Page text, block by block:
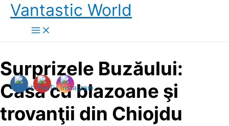
Skip
content
Vantastic World
Surprizele Buzăului:
Casa cu blazoane şi
trovanţii din Chiojdu